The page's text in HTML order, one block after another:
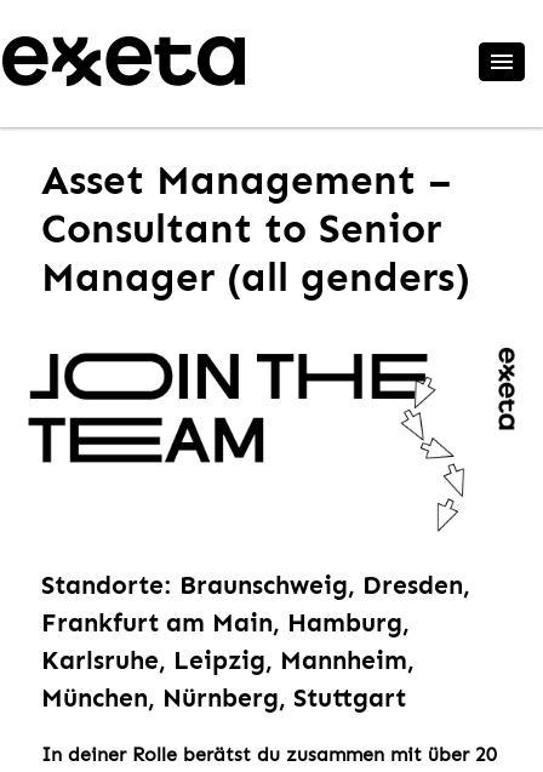
Asset Management –
Consultant to Senior
Manager (all genders)
Standorte: Braunschweig, Dresden,
Frankfurt am Main, Hamburg,
Karlsruhe, Leipzig, Mannheim,
München, Nürnberg, Stuttgart
In deiner Rolle berätst du zusammen mit über 20